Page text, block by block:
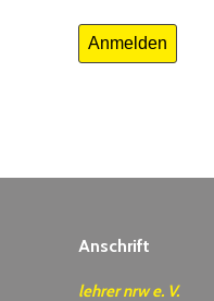
Anmelden
Anschrift
lehrer nrw e. V.